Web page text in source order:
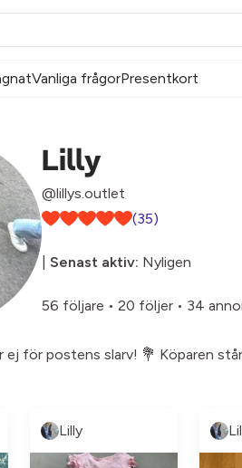
Vanliga frågorPresentkort
Lilly
@lillys.outlet
(35)
Senast aktiv: Nyligen
56 följare • 20 följer • 34
ej för postens slarv! 💐 Köparen
Lilly